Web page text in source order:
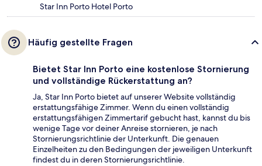
Star Inn Porto Hotel Porto
Häufig gestellte Fragen
Bietet Star Inn Porto eine kostenlose Stornierung
und vollständige Rückerstattung an?
Ja, Star Inn Porto bietet auf unserer Website vollständig
erstattungsfähige Zimmer. Wenn du einen vollständig
erstattungsfähigen Zimmertarif gebucht hast, kannst du bis
wenige Tage vor deiner Anreise stornieren, je nach
Stornierungsrichtlinie der Unterkunft. Die genauen
Einzelheiten zu den Bedingungen der jeweiligen Unterkunft
findest du in deren Stornierungsrichtlinie.